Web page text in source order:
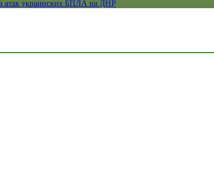
атак украинских БПЛА на ДНР